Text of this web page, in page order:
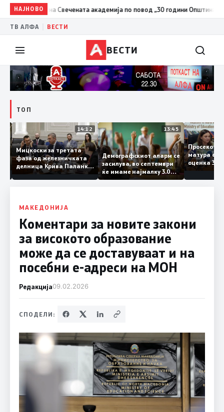
НАЈНОВО20:24Сиљановска Давкова на Свечената академија по
ТВ АЛФА ВЕСТИ
ВЕСТИ
ТОП
15:20 14:12
Мицкоски за третата
фаза од железничката
делница Крива Паланка
– Деве Баир: Проектот
нема да заврши на
целина
13:45
Демографскиот аларм се
засилува, во септември
ќе имаме најмалку 3.000
првачиња помалку
матура
оценка
МАКЕДОНИЈА
Коментари за новите закони
за високото образование
може да се доставуваат и на
посебни е-адреси на МОН
Редакција09.02.2026
СПОДЕЛИ: